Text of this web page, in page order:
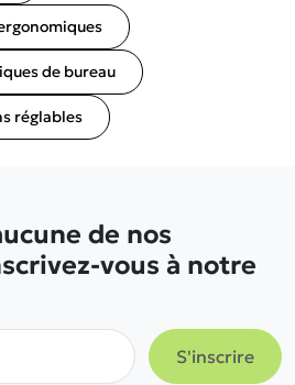
de bureau
réglables
de nos
vous à notre